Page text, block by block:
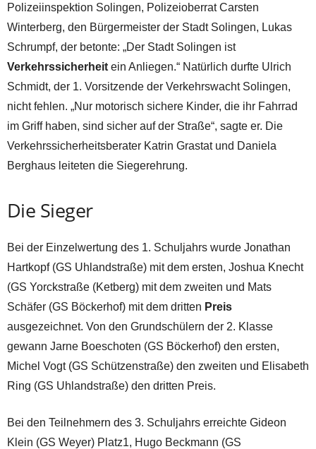
Polizeiinspektion Solingen, Polizeioberrat Carsten
Winterberg, den Bürgermeister der Stadt Solingen, Lukas
Schrumpf, der betonte: „Der Stadt Solingen ist
Verkehrssicherheit ein Anliegen.“ Natürlich durfte Ulrich
Schmidt, der 1. Vorsitzende der Verkehrswacht Solingen,
nicht fehlen. „Nur motorisch sichere Kinder, die ihr Fahrrad
im Griff haben, sind sicher auf der Straße“, sagte er. Die
Verkehrssicherheitsberater Katrin Grastat und Daniela
Berghaus leiteten die Siegerehrung.
Die Sieger
Bei der Einzelwertung des 1. Schuljahrs wurde Jonathan
Hartkopf (GS Uhlandstraße) mit dem ersten, Joshua Knecht
(GS Yorckstraße (Ketberg) mit dem zweiten und Mats
Schäfer (GS Böckerhof) mit dem dritten Preis
ausgezeichnet. Von den Grundschülern der 2. Klasse
gewann Jarne Boeschoten (GS Böckerhof) den ersten,
Michel Vogt (GS Schützenstraße) den zweiten und Elisabeth
Ring (GS Uhlandstraße) den dritten Preis.
Bei den Teilnehmern des 3. Schuljahrs erreichte Gideon
Klein (GS Weyer) Platz1, Hugo Beckmann (GS